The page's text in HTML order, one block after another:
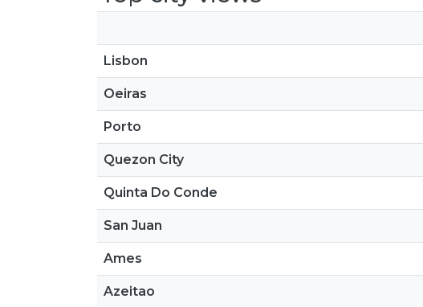
Lisbon
Oeiras
Porto
Quezon City
Quinta Do Conde
San Juan
Ames
Azeitao